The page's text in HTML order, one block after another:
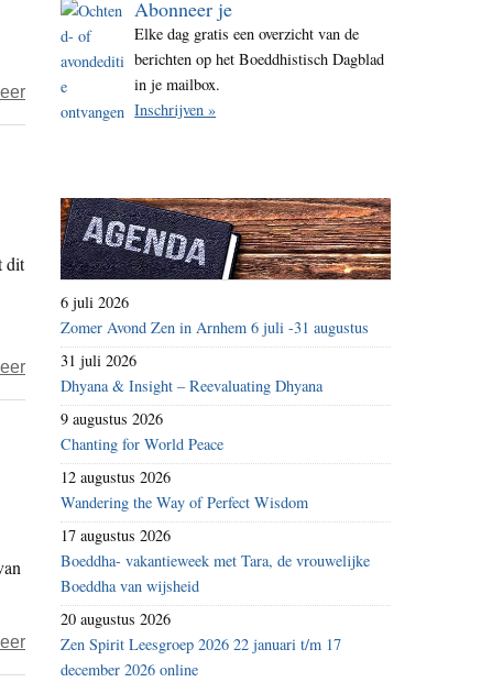
i
t
over
Vorm
leegte.
vorm
dit
over
dhammazaadjes-
Gehechtheid
regels
rituelen
over
Abonneer je
Elke dag gratis een overzicht van de
berichten op het Boeddhistisch Dagblad
in je mailbox.
Inschrijven »
6 juli 2026
Zomer Avond Zen in Arnhem 6 juli -31 augustus
31 juli 2026
Dhyana & Insight – Reevaluating Dhyana
9 augustus 2026
Chanting for World Peace
12 augustus 2026
Wandering the Way of Perfect Wisdom
17 augustus 2026
Boeddha- vakantieweek met Tara, de vrouwelijke
Boeddha van wijsheid
20 augustus 2026
Zen Spirit Leesgroep 2026 22 januari t/m 17
december 2026 online